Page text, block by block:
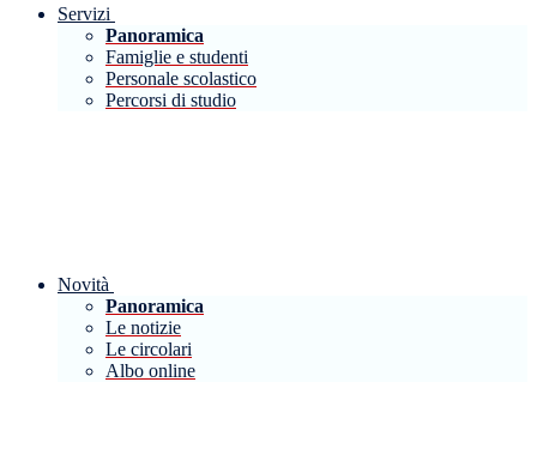
Servizi
Panoramica
Famiglie e studenti
Personale scolastico
Percorsi di studio
Novità
Panoramica
Le notizie
Le circolari
Albo online